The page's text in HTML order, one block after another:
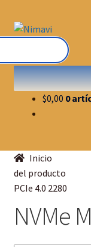
$0,00 0
Inicio
del producto
PCIe 4.0 2280
NVMe